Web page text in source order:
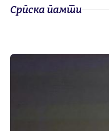
Српска памти